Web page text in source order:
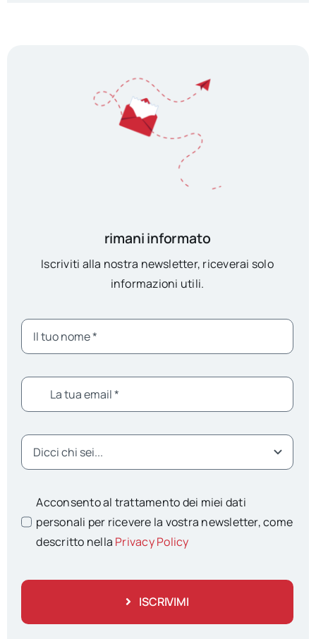
rimani informato
Iscriviti alla nostra newsletter, riceverai solo
informazioni utili.
Acconsento al trattamento dei miei dati
personali per ricevere la vostra newsletter, come
descritto nella Privacy Policy
ISCRIVIMI